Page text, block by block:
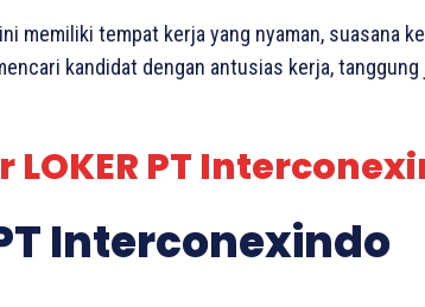
memiliki tempat kerja yang nyaman, suasana
kandidat dengan antusias kerja,
LOKER PT
Interconexindo